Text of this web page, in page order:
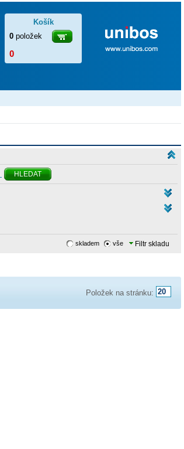
HLEDAT
Filtr skladu
skladem vše
Položek na stránku:
Košík
0 položek
0